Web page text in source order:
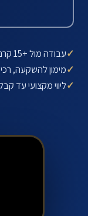
✓עבודה מול +15 קרנות, בנקים וחברות ביטוח
✓מימון להשקעה,
✓ליווי מקצועי עד